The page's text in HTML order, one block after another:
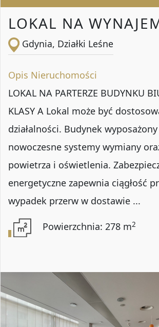
LOKAL NA
Gdynia, Działki Leśne
Opis Nieruchomości
LOKAL NA PARTERZE BUDYNKU
KLASY A Lokal może być
działalności. Budynek
nowoczesne systemy wymiany
powietrza i oświetlenia.
energetyczne zapewnia ciągłość
wypadek przerw w dostawie ...
Powierzchnia: 278 m2